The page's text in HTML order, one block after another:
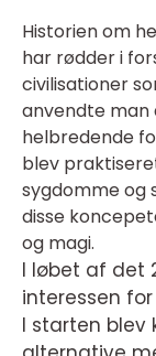
Historien om
har rødder i
civilisationer
anvendte man
helbredende
blev
sygdomme
disse
og magi.
I løbet af det
interessen
I starten